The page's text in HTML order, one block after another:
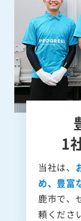
1
当社は、
め、豊富
鹿市で、
頼くださ